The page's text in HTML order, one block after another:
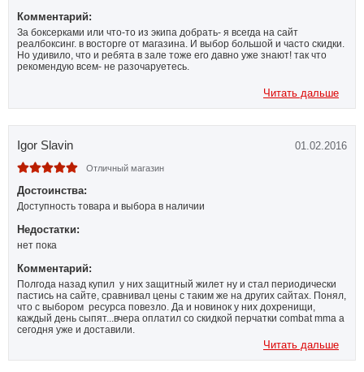
Комментарий:
За боксерками или что-то из экипа добрать- я всегда на сайт
реалбоксинг. в восторге от магазина. И выбор большой и часто скидки.
Но удивило, что и ребята в зале тоже его давно уже знают! так что
рекомендую всем- не разочаруетесь.
Читать дальше
Igor Slavin 01.02.2016
Отличный магазин
Достоинства:
Доступность товара и выбора в наличии
Недостатки:
нет пока
Комментарий:
Полгода назад купил у них защитный жилет ну и стал периодически
пастись на сайте, сравнивал цены с таким же на других сайтах. Понял,
что с выбором ресурса повезло. Да и новинок у них дохренищи,
каждый день сыпят...вчера оплатил со скидкой перчатки combat mma а
сегодня уже и доставили.
Читать дальше